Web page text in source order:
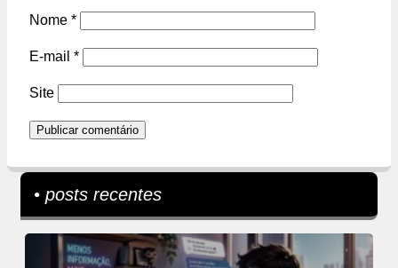
Nome *
E-mail *
Site
• posts recentes